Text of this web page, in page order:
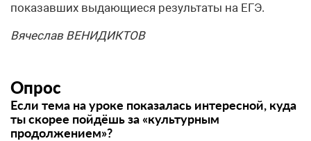
показавших выдающиеся результаты на ЕГЭ.
Вячеслав ВЕНИДИКТОВ
Опрос
Если тема на уроке показалась интересной, куда
ты скорее пойдёшь за «культурным
продолжением»?